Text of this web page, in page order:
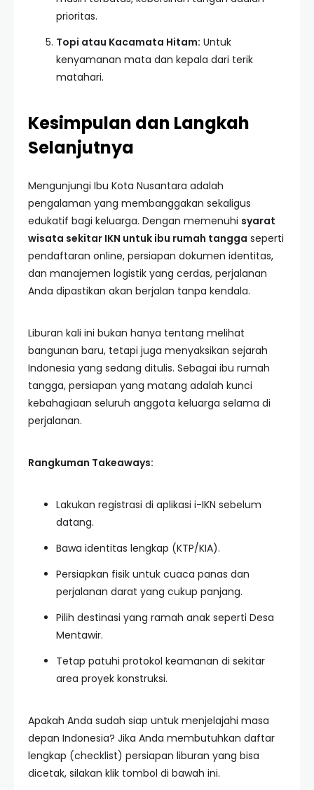
prioritas.
Topi atau Kacamata Hitam: Untuk
kenyamanan mata dan kepala dari terik
matahari.
Kesimpulan dan Langkah
Selanjutnya
Mengunjungi Ibu Kota Nusantara adalah
pengalaman yang membanggakan sekaligus
edukatif bagi keluarga. Dengan memenuhi syarat
wisata sekitar IKN untuk ibu rumah tangga seperti
pendaftaran online, persiapan dokumen identitas,
dan manajemen logistik yang cerdas, perjalanan
Anda dipastikan akan berjalan tanpa kendala.
Liburan kali ini bukan hanya tentang melihat
bangunan baru, tetapi juga menyaksikan sejarah
Indonesia yang sedang ditulis. Sebagai ibu rumah
tangga, persiapan yang matang adalah kunci
kebahagiaan seluruh anggota keluarga selama di
perjalanan.
Rangkuman Takeaways:
Lakukan registrasi di aplikasi i-IKN sebelum
datang.
Bawa identitas lengkap (KTP/KIA).
Persiapkan fisik untuk cuaca panas dan
perjalanan darat yang cukup panjang.
Pilih destinasi yang ramah anak seperti Desa
Mentawir.
Tetap patuhi protokol keamanan di sekitar
area proyek konstruksi.
Apakah Anda sudah siap untuk menjelajahi masa
depan Indonesia? Jika Anda membutuhkan daftar
lengkap (checklist) persiapan liburan yang bisa
dicetak, silakan klik tombol di bawah ini.